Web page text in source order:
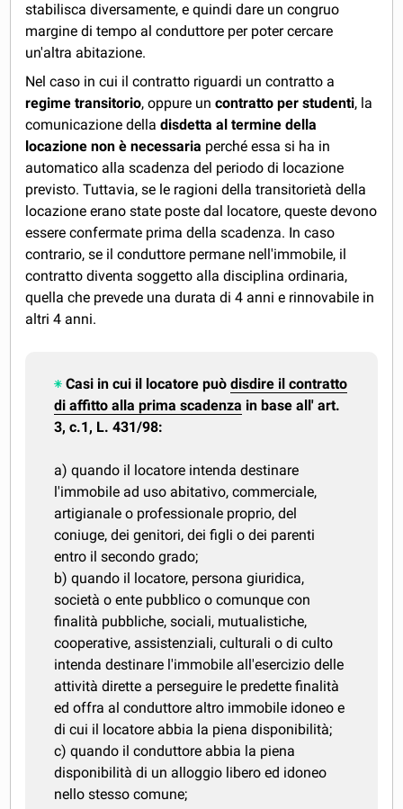
stabilisca diversamente, e quindi dare un congruo
margine di tempo al conduttore per poter cercare
un'altra abitazione.
Nel caso in cui il contratto riguardi un contratto a
regime transitorio, oppure uncontratto per studenti, la
comunicazione delladisdetta al termine della
locazione non è necessaria perché essa si ha in
automatico alla scadenza del periodo di locazione
previsto. Tuttavia, se le ragioni della transitorietà della
locazione erano state poste dal locatore, queste devono
essere confermate prima della scadenza. In caso
contrario, se il conduttore permane nell'immobile, il
contratto diventa soggetto alla disciplina ordinaria,
quella che prevede una durata di 4 anni e rinnovabile in
altri 4 anni.
Casi in cui il locatore puòdisdire il contratto
di affitto alla prima scadenza in base all' art.
3, c.1, L. 431/98:
a) quando il locatore intenda destinare
l'immobile ad uso abitativo, commerciale,
artigianale o professionale proprio, del
coniuge, dei genitori, dei figli o dei parenti
entro il secondo grado;
b) quando il locatore, persona giuridica,
società o ente pubblico o comunque con
finalità pubbliche, sociali, mutualistiche,
cooperative, assistenziali, culturali o di culto
intenda destinare l'immobile all'esercizio delle
attività dirette a perseguire le predette finalità
ed offra al conduttore altro immobile idoneo e
di cui il locatore abbia la piena disponibilità;
c) quando il conduttore abbia la piena
disponibilità di un alloggio libero ed idoneo
nello stesso comune;